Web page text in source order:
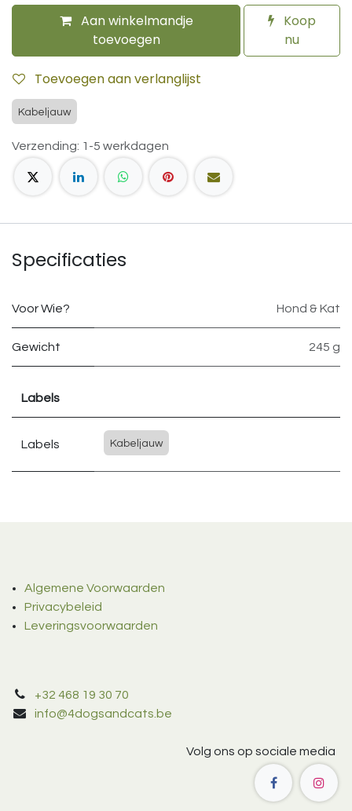
Aan winkelmandje
toevoegen
Koop
nu
Toevoegen aan verlanglijst
Kabeljauw
Verzending: 1-5 werkdagen
Specificaties
Voor Wie? Hond & Kat
Gewicht 245 g
Labels
Labels Kabeljauw
Algemene Voorwaarden
Privacybeleid
Leveringsvoorwaarden
+32 468 19 30 70
info@4dogsandcats.be
Volg ons op sociale media